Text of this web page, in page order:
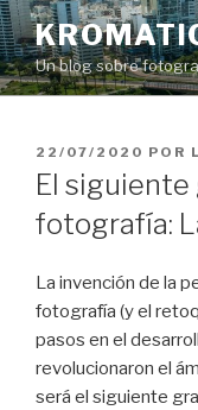
Saltar
al
contenido
Un blog sobre
PUBLICADO
EL
22/07/2020 POR
El siguiente
fotografía:
La invención de la
fotografía (y el
pasos en el
revolucionaron el
será el siguiente